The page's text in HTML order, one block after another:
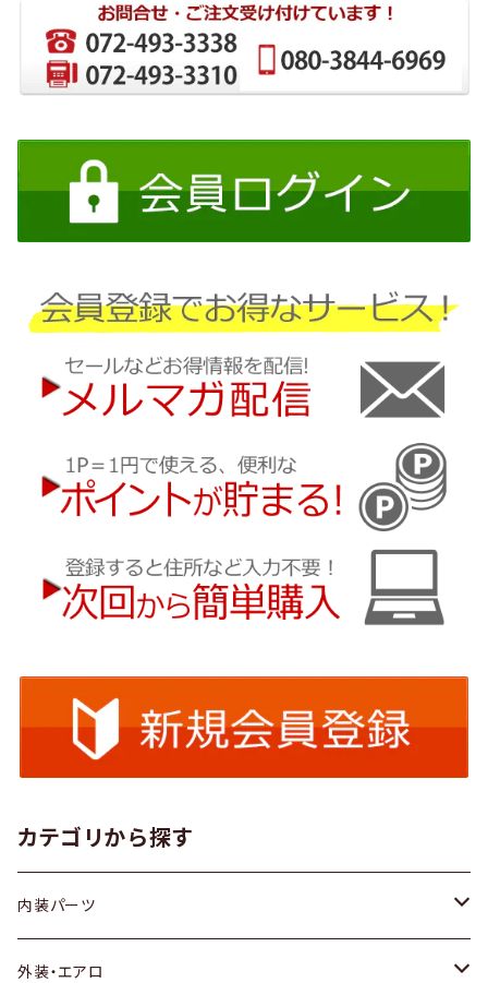
カテゴリから探す
内装パーツ
トヨタ
外装・エアロ